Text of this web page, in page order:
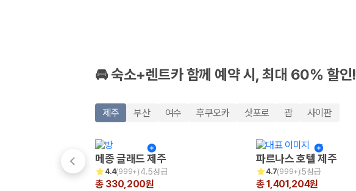
🚘 숙소+렌트카 함께 예약 시, 최대 60% 할인!
제주 부산 여수 후쿠오카 삿포로 괌 사이판
메종 글래드 제주
4.4(999+)4.5성급
총 330,200원
파르나스 호텔 제주
4.7(999+)5성급
총 1,401,204원